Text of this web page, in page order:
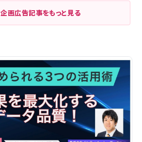
企画広告記事をもっと見る